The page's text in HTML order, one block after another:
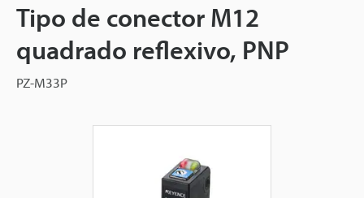
Tipo de conector M12
quadrado reflexivo, PNP
PZ-M33P